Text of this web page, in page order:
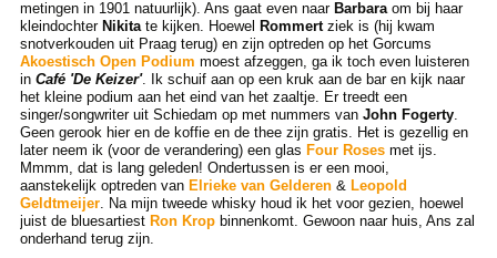
metingen in 1901 natuurlijk). Ans gaat even naar Barbaraom bij haar
kleindochterNikitate kijken. Hoewel Rommertziek is (hij kwam
snotverkouden uit Praag terug) en zijn optreden op het Gorcums
Akoestisch Open Podium moest afzeggen, ga ik toch even luisteren
in Café 'De Keizer'. Ik schuif aan op een kruk aan de bar en kijk naar
het kleine podium aan het eind van het zaaltje. Er treedt een
singer/songwriter uit Schiedam op met nummers van John Fogerty.
Geen gerook hier en de koffie en de thee zijn gratis. Het is gezellig en
later neem ik (voor de verandering) een glas Four Rosesmet ijs.
Mmmm, dat is lang geleden! Ondertussen is er een mooi,
aanstekelijk optreden van Elrieke van Gelderen& Leopold
Geldtmeijer. Na mijn tweede whisky houd ik het voor gezien, hoewel
juist de bluesartiest Ron Kropbinnenkomt. Gewoon naar huis, Ans zal
onderhand terug zijn.